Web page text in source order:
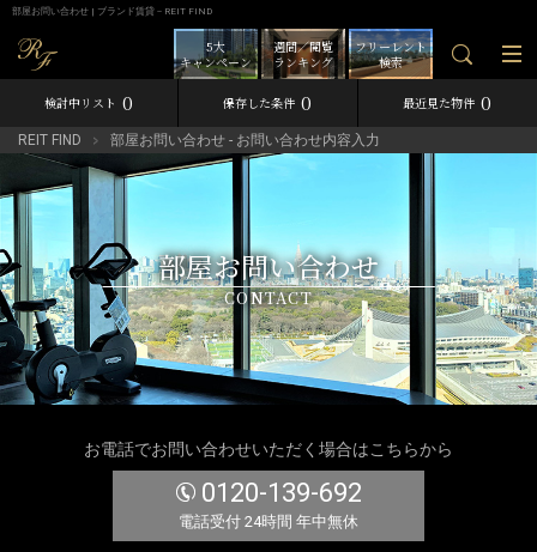
部屋お問い合わせ | ブランド賃貸－REIT FIND
フリーレント
検索
週間／閲覧
ランキング
5大
キャンペーン
検討中リスト 0 保存した条件 0 最近見た物件 0
REIT FIND 部屋お問い合わせ - お問い合わせ内容入力
部屋お問い合わせ
CONTACT
お電話でお問い合わせいただく場合はこちらから
0120-139-692
電話受付 24時間 年中無休